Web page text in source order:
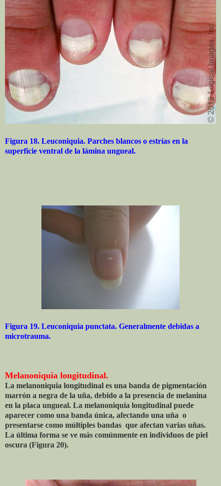
Figura 18. Leuconiquia. Parches blancos o estrías en la
superficie ventral de la lámina ungueal.
Figura 19. Leuconiquia punctata. Generalmente debidas a
microtrauma.
Melanoniquia longitudinal.
La melanoniquia longitudinal es una banda de pigmentación
marrón a negra de la uña, debido a la presencia de melanina
en la placa ungueal. La melanoniquia longitudinal puede
aparecer como una banda única, afectando una uña o
presentarse como múltiples bandas que afectan varias uñas.
La última forma se ve más comúnmente en individuos de piel
oscura (Figura 20).